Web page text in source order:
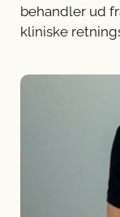
behandler ud
kliniske